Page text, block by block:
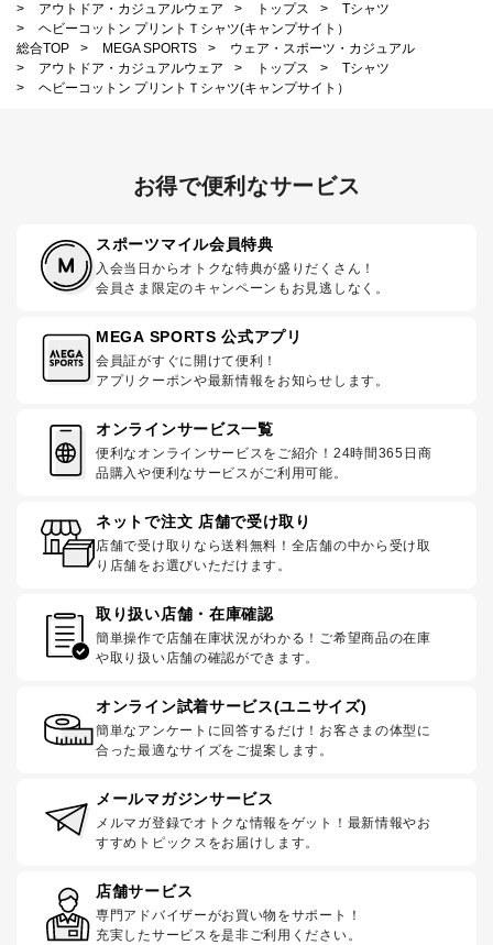
>
アウトドア・カジュアルウェア > トップス >
Tシャツ
>
ヘビーコットン プリントＴシャツ(キャンプサイト）
総合TOP
> MEGA SPORTS >
ウェア・スポーツ・カジュアル
>
アウトドア・カジュアルウェア > トップス >
Tシャツ
>
ヘビーコットン プリントＴシャツ(キャンプサイト）
お得で便利なサービス
スポーツマイル会員特典
入会当日からオトクな特典が盛りだくさん！
会員さま限定のキャンペーンもお見逃しなく。
MEGA SPORTS 公式アプリ
会員証がすぐに開けて便利！
アプリクーポンや最新情報をお知らせします。
オンラインサービス一覧
便利なオンラインサービスをご紹介！24時間365日商
品購入や便利なサービスがご利用可能。
ネットで注文 店舗で受け取り
店舗で受け取りなら送料無料！全店舗の中から受け取
り店舗をお選びいただけます。
取り扱い店舗・在庫確認
簡単操作で店舗在庫状況がわかる！ご希望商品の在庫
や取り扱い店舗の確認ができます。
オンライン試着サービス(ユニサイズ)
簡単なアンケートに回答するだけ！お客さまの体型に
合った最適なサイズをご提案します。
メールマガジンサービス
メルマガ登録でオトクな情報をゲット！最新情報やお
すすめトピックスをお届けします。
店舗サービス
専門アドバイザーがお買い物をサポート！
充実したサービスを是非ご利用ください。